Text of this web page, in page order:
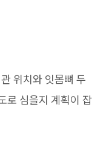
위치와 잇몸뼈 두
로 심을지 계획이 잡